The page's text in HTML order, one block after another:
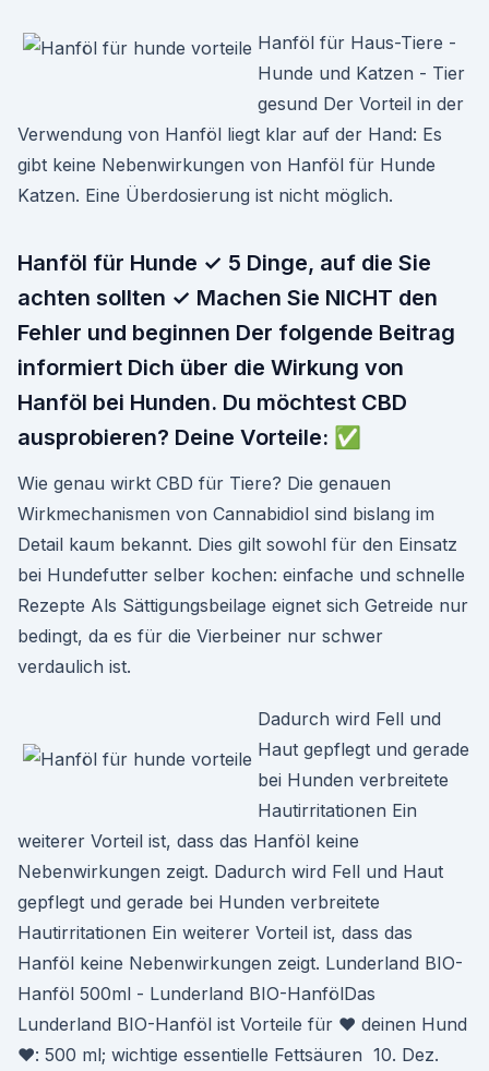
Hanföl für Haus-Tiere -
Hunde und Katzen - Tier
gesund Der Vorteil in der
Verwendung von Hanföl liegt klar auf der Hand: Es
gibt keine Nebenwirkungen von Hanföl für Hunde
Katzen. Eine Überdosierung ist nicht möglich.
Hanföl für Hunde ✓ 5 Dinge, auf die Sie
achten sollten ✓ Machen Sie NICHT den
Fehler und beginnen Der folgende Beitrag
informiert Dich über die Wirkung von
Hanföl bei Hunden. Du möchtest CBD
ausprobieren? Deine Vorteile: ✅
Wie genau wirkt CBD für Tiere? Die genauen
Wirkmechanismen von Cannabidiol sind bislang im
Detail kaum bekannt. Dies gilt sowohl für den Einsatz
bei Hundefutter selber kochen: einfache und schnelle
Rezepte Als Sättigungsbeilage eignet sich Getreide nur
bedingt, da es für die Vierbeiner nur schwer
verdaulich ist.
Dadurch wird Fell und
Haut gepflegt und gerade
bei Hunden verbreitete
Hautirritationen Ein
weiterer Vorteil ist, dass das Hanföl keine
Nebenwirkungen zeigt. Dadurch wird Fell und Haut
gepflegt und gerade bei Hunden verbreitete
Hautirritationen Ein weiterer Vorteil ist, dass das
Hanföl keine Nebenwirkungen zeigt. Lunderland BIO-
Hanföl 500ml - Lunderland BIO-HanfölDas
Lunderland BIO-Hanföl ist Vorteile für ♥ deinen Hund
♥: 500 ml; wichtige essentielle Fettsäuren 10. Dez.